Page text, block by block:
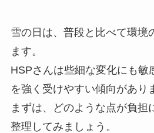
雪の日は、普段と比べて環境
ます。
HSPさんは些細な変化にも敏
を強く受けやすい傾向があり
まずは、どのような点が負担
整理してみましょう。